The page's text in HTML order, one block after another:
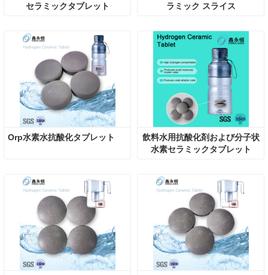
セラミックタブレット
ラミック スライス
Orp水素水抗酸化タブレット
飲料水用抗酸化剤および分子状
水素セラミックタブレット